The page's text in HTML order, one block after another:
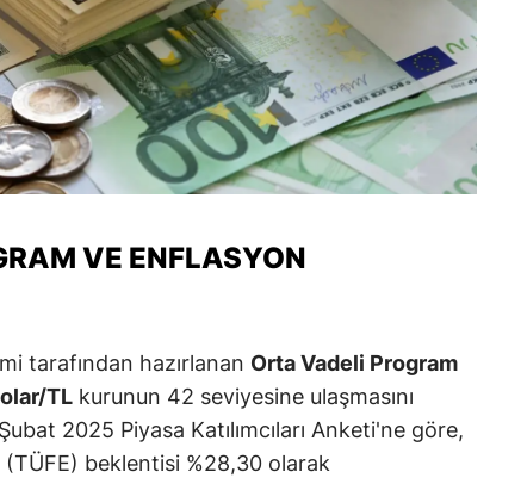
Tunceli
Şanlıurfa
Uşak
Van
Zonguldak
Bayburt
Karaman
Kırıkkale
VE ENFLASYON
tarafından hazırlanan Orta Vadeli Program
TL kurunun 42 seviyesine ulaşmasını
Şubat 2025 Piyasa Katılımcıları Anketi'ne göre,
beklentisi %28,30 olarak